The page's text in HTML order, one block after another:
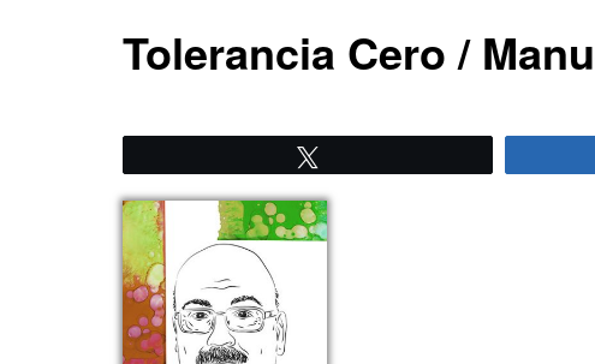
Tolerancia Cero /